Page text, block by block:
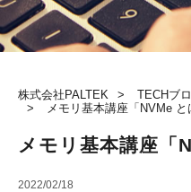
株式会社PALTEK TECHブ
メモリ基本講座「NVMe と
メモリ基本講座「
2022/02/18